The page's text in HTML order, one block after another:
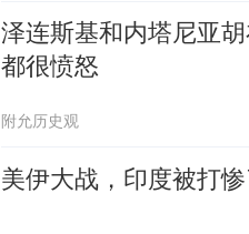
泽连斯基和内塔尼亚
都很愤怒
附允历史观
美伊大战，印度被打